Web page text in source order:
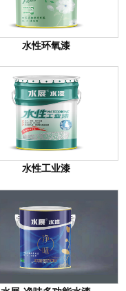
水性环氧漆
水性工业漆